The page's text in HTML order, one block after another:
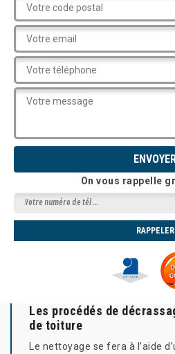
On vous rappelle
Les procédés de
de toiture
Le nettoyage se fera à l’aide